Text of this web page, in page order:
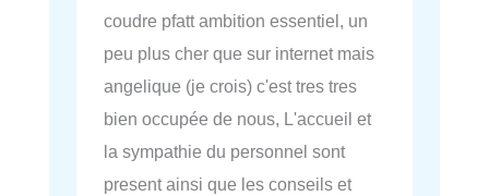
coudre pfatt ambition essentiel, un
peu plus cher que sur internet mais
angelique (je crois) c'est tres tres
bien occupée de nous, L'accueil et
la sympathie du personnel sont
present ainsi que les conseils et